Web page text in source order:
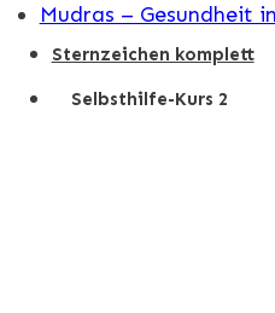
Mudras – Gesundheit
Sternzeichen komplett
Selbsthilfe-Kurs 2